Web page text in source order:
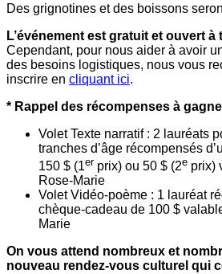
Des grignotines et des boissons
L’événement est gratuit et ouvert à
Cependant, pour nous aider à avoir
des besoins logistiques, nous vous
inscrire en cliquant ici.
* Rappel des récompenses à
Volet Texte narratif : 2 lauréats
tranches d’âge récompensés
150 $ (1er prix) ou 50 $ (2e prix)
Rose-Marie
Volet Vidéo-poème : 1 lauréat
chèque-cadeau de 100 $
Marie
On vous attend nombreux et
nouveau rendez-vous culturel qui